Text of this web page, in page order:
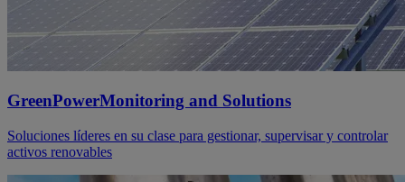
GreenPowerMonitoring and Solutions
Soluciones líderes en su clase para gestionar, supervisar y controlar
activos renovables